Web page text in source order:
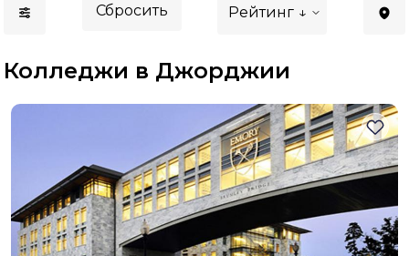
Сбросить Рейтинг ↓
Колледжи в Джорджии